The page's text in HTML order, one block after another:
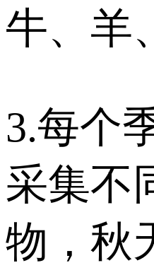
牛、羊
3.每个
采集不
物，秋